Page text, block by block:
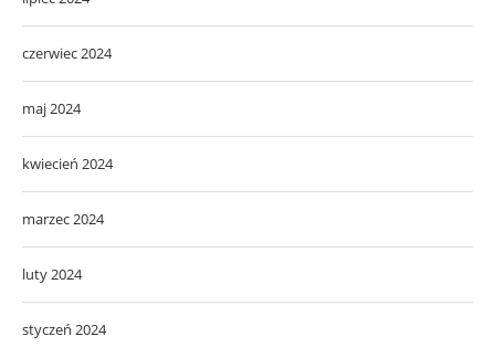
czerwiec 2024
maj 2024
kwiecień 2024
marzec 2024
luty 2024
styczeń 2024